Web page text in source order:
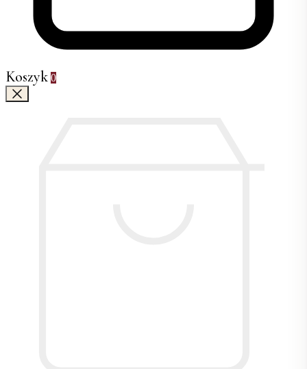
Koszyk 0